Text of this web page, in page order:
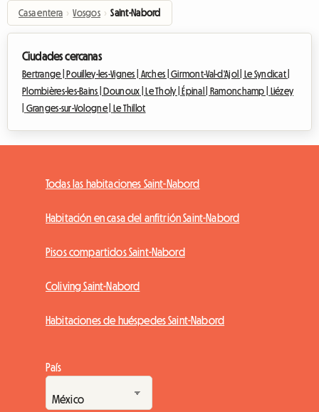
Casa entera › Vosgos › Saint-Nabord
Ciudades cercanas
Bertrange | Pouilley-les-Vignes | Arches |Girmont-Val-d'Ajol |
Le Syndicat |
Plombières-les-Bains |
Dounoux | Le Tholy | Épinal | Ramonchamp |
Liézey
Granges-sur-Vologne | Le Thillot
Todas las habitaciones Saint-Nabord
Habitación en casa del anfitrión Saint-Nabord
Pisos compartidos Saint-Nabord
Coliving Saint-Nabord
Habitaciones de huéspedes Saint-Nabord
País